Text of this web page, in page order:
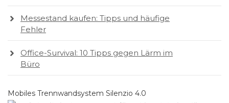
Messestand kaufen: Tipps und häufige
Fehler
Office-Survival: 10 Tipps gegen Lärm im
Büro
Mobiles Trennwandsystem Silenzio 4.0